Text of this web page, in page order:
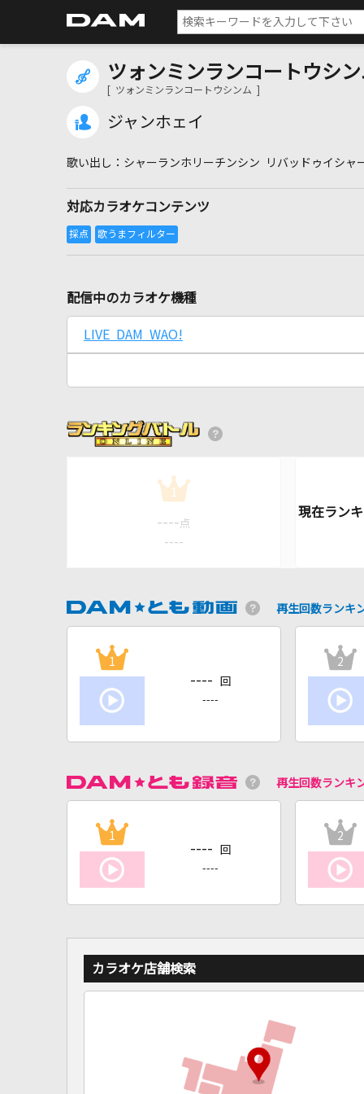
ツォンミンランコートウシ
[ ツォンミンランコートウシンム ]
ジャンホェイ
シャーランホリーチンシン リバッドゥイシャ
対応カラオケコンテンツ
配信中のカラオケ機種
LIVE DAM WAO!
1
---- 点
----
再生回数ランキ
1
---- 回
----
2
再生回数ランキ
1
---- 回
----
2
カラオケ店舗検索